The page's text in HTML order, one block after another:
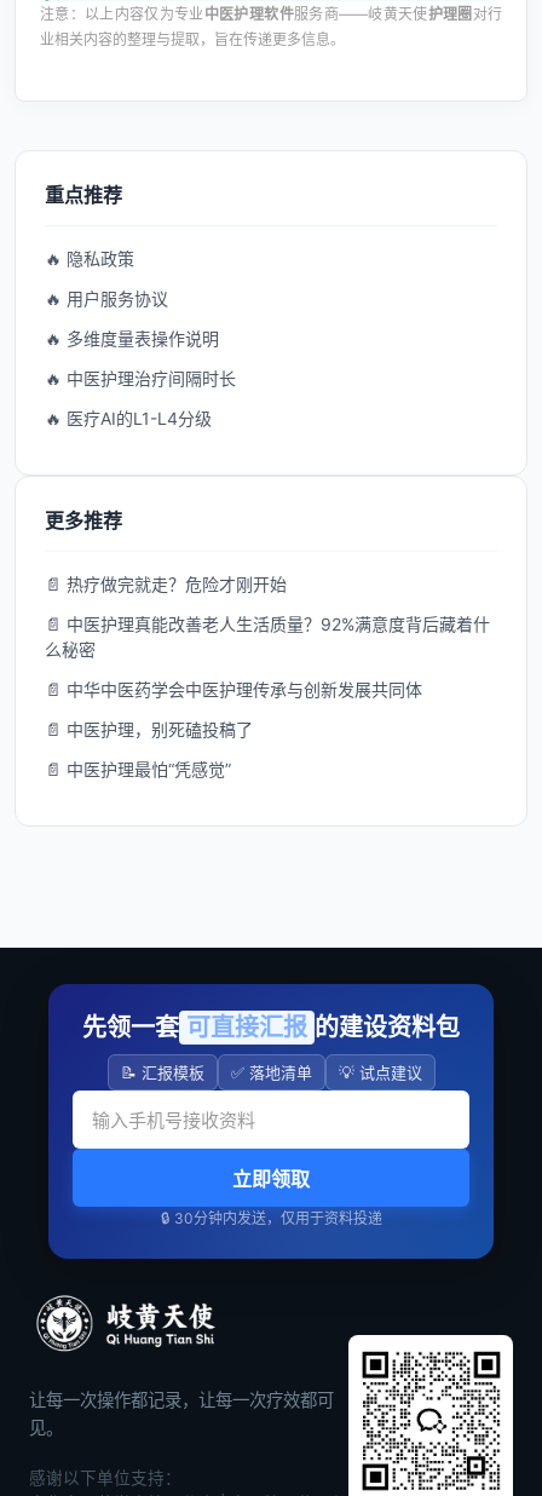
注意：以上内容仅为专业中医护理软件服务商——岐黄天使护理圈 对行
业相关内容的整理与提取，旨在传递更多信息。
重点推荐
🔥 隐私政策
🔥 用户服务协议
🔥 多维度量表操作说明
🔥 中医护理治疗间隔时长
🔥 医疗AI的L1-L4分级
更多推荐
📄 热疗做完就走？危险才刚开始
📄 中医护理真能改善老人生活质量？92%满意度背后藏着什
么秘密
📄 中华中医药学会中医护理传承与创新发展共同体
📄 中医护理，别死磕投稿了
📄 中医护理最怕“凭感觉”
先领一套 可直接汇报 的建设资料包
📝 汇报模板 ✅ 落地清单 💡 试点建议
立即领取
🔒 30分钟内发送，仅用于资料投递
让每一次操作都记录，让每一次疗效都可
见。
感谢以下单位支持：